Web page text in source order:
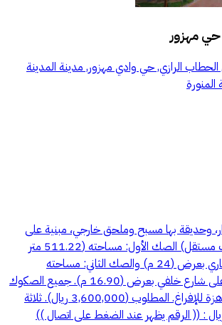
حي مهزور
الحطاب الرازي, حي وادي مهزور, مدينة المدينة
المنورة
وحديقة بها مسبح وملحق خارجي، مبنية على
ارضين (كل ارض بصك مستقل) الصك الأول: مساحته (511.22 متر
مربع) شارع رئيسي تجاري بعرض (24 م) والصك الثاني: مساحته
(489.84 متر مربع) على شارع خلفي بعرض (16.90 م). جميع الصكوك
إلكترونية مسجلة وجاهزة للإفراغ. المطلوب (3,600,000 ريال). ثلاثة
: (( الرقم يظهر عند الضغط على اتصال ))